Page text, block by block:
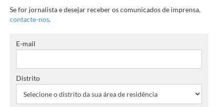
Se for jornalista e desejar receber os comunicados de imprensa,
contacte-nos.
E-mail
Distrito